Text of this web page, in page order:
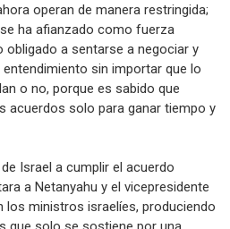
operan de manera restringida;
ha afianzado como fuerza
obligado a sentarse a negociar y
sin importar que lo
o no, porque es sabido que
acuerdos solo para ganar tiempo y
Israel a cumplir el acuerdo
a Netanyahu y el vicepresidente
los ministros israelíes, produciendo